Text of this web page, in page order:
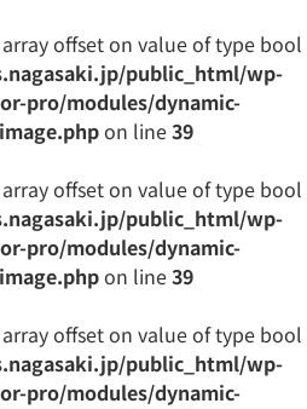
array offset on value of type bool
public_html/wp-
pro/modules/dynamic-
on line39
array offset on value of type bool
public_html/wp-
pro/modules/dynamic-
on line39
array offset on value of type bool
public_html/wp-
pro/modules/dynamic-